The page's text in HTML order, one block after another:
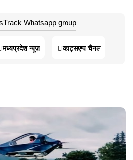
Whatsapp group
मध्यप्रदेश न्यूज़ व्हाट्सएप्प चैनल